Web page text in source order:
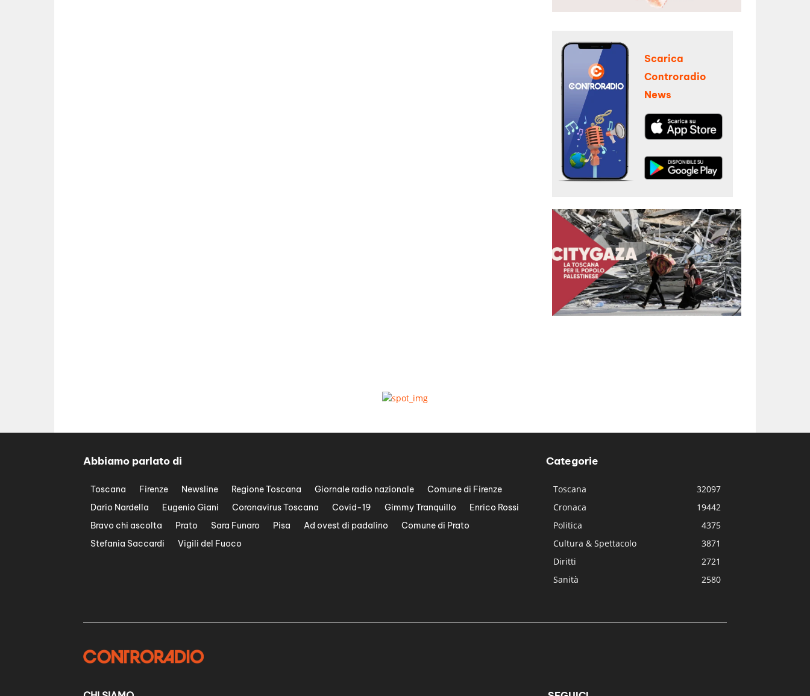
Scarica
Controradio
News
Abbiamo parlato di
Toscana Firenze Newsline Regione Toscana Giornale radio nazionale
Comune di Firenze
Dario Nardella
Eugenio Giani Coronavirus Toscana Covid-19 Gimmy Tranquillo
Enrico Rossi
Bravo chi ascolta
Prato Sara Funaro Pisa Ad ovest di padalino
Comune di Prato
Stefania Saccardi
Vigili del Fuoco
Categorie
Toscana
32097
Cronaca
19442
Politica
4375
Cultura & Spettacolo
3871
Diritti
2721
Sanità
2580